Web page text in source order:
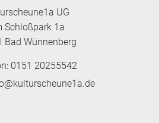
UG
Schloßpark 1a
Bad Wünnenberg
0151 20255542